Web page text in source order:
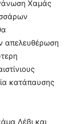
Χαμάς
απελευθέρωση
κατάπαυσης
Λέβι και